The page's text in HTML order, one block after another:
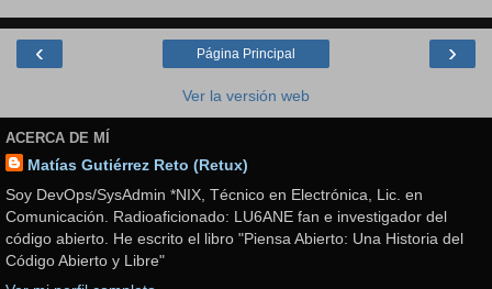
‹ ›
Página Principal
Ver la versión web
ACERCA DE MÍ
Matías Gutiérrez Reto (Retux)
Soy DevOps/SysAdmin *NIX, Técnico en Electrónica, Lic. en
Comunicación. Radioaficionado: LU6ANE fan e investigador del
código abierto. He escrito el libro "Piensa Abierto: Una Historia del
Código Abierto y Libre"